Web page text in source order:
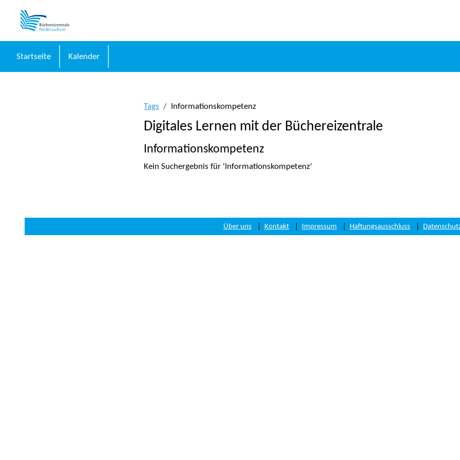
Startseite Kalender
Tags
Informationskompetenz
Digitales Lernen mit der Büchereizentrale
Informationskompetenz
Kein Suchergebnis für 'Informationskompetenz'
Über uns Kontakt Impressum Haftungsausschluss